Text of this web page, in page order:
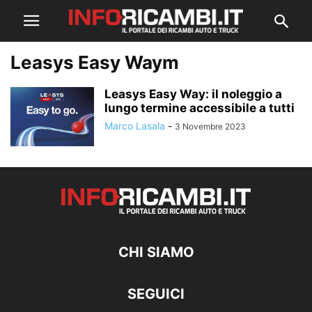
Leasys Easy Waym
Leasys Easy Way: il noleggio a
lungo termine accessibile a tutti
Marco Lasala - 3 Novembre 2023
CHI SIAMO
SEGUICI